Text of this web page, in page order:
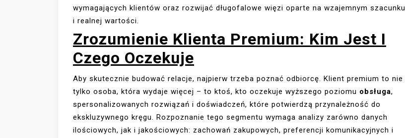
wymagających klientów oraz rozwijać długofalowe więzi oparte na wzajemnym szacunku
i realnej wartości.
Zrozumienie Klienta Premium: Kim Jest I
Czego Oczekuje
Aby skutecznie budować relacje, najpierw trzeba poznać odbiorcę. Klient premium to nie
tylko osoba, która wydaje więcej – to ktoś, kto oczekuje wyższego poziomu obsługa,
spersonalizowanych rozwiązań i doświadczeń, które potwierdzą przynależność do
ekskluzywnego kręgu. Rozpoznanie tego segmentu wymaga analizy zarówno danych
ilościowych, jak i jakościowych: zachowań zakupowych, preferencji komunikacyjnych i